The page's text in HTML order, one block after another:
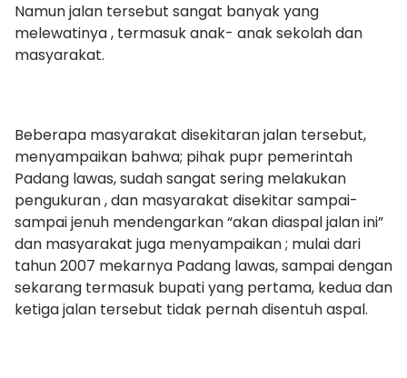
Namun jalan tersebut sangat banyak yang
melewatinya , termasuk anak- anak sekolah dan
masyarakat.
Beberapa masyarakat disekitaran jalan tersebut,
menyampaikan bahwa; pihak pupr pemerintah
Padang lawas, sudah sangat sering melakukan
pengukuran , dan masyarakat disekitar sampai-
sampai jenuh mendengarkan “akan diaspal jalan ini”
dan masyarakat juga menyampaikan ; mulai dari
tahun 2007 mekarnya Padang lawas, sampai dengan
sekarang termasuk bupati yang pertama, kedua dan
ketiga jalan tersebut tidak pernah disentuh aspal.